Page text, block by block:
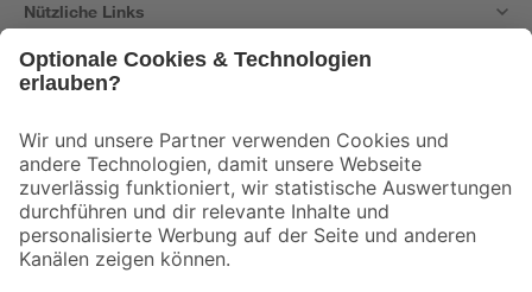
Nützliche Links
Der toom Newsletter: Keine Angebote und Aktionen mehr verpassen!
Zur Newsletter Anmeldung
Folge uns